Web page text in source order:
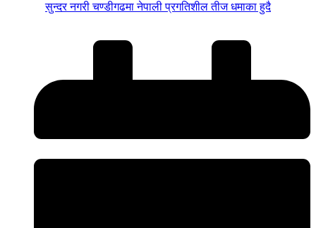
सुन्दर नगरी चण्डीगढमा नेपाली प्रगतिशील तीज धमाका हुदै